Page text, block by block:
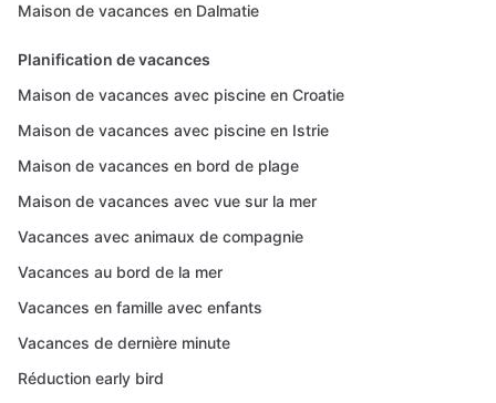
Maison de vacances en Dalmatie
Planification de vacances
Maison de vacances avec piscine en Croatie
Maison de vacances avec piscine en Istrie
Maison de vacances en bord de plage
Maison de vacances avec vue sur la mer
Vacances avec animaux de compagnie
Vacances au bord de la mer
Vacances en famille avec enfants
Vacances de dernière minute
Réduction early bird